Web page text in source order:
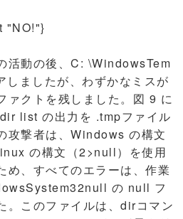
"NO!"}
活動の後、C: \WindowsTem
しましたが、わずかなミスが
ァクトを残しました。図 9 に
list の出力を .tmpファイル
攻撃者は、Windows の構文
の構文（2>null）を使用
め、すべてのエラーは、作業
の null フ
。このファイルは、dirコマン